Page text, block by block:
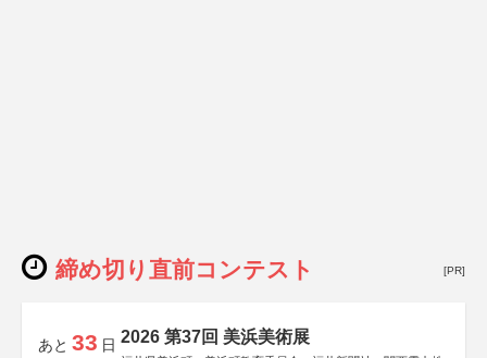
締め切り直前コンテスト [PR]
あと 33 日 2026 第37回 美浜美術展